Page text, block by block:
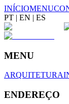
INÍCIOMENU
PT | EN | ES
MENU
ARQUITETURA
ENDEREÇO